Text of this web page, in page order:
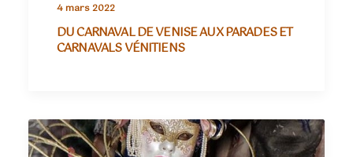
4 mars 2022
DU CARNAVAL DE VENISE AUX PARADES ET
CARNAVALS VÉNITIENS